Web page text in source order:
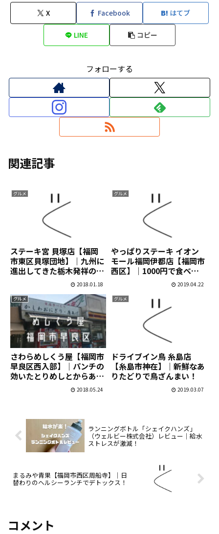
X Facebook はてブ
LINE コピー
フォローする
関連記事
グルメ
ステーキ宮 貝塚店【福岡
市東区貝塚団地】｜九州に
進出してきた栃木発祥の人
2018.01.18
グルメ
やっぱりステーキ イオン
モール福岡伊都店【福岡市
西区】｜1000円で食べら
れる柔らか赤身肉が魅力！
2019.04.22
グルメ
さわらめしくう屋【福岡市
早良区西入部】｜パンチの
効いたとりめしとからあげ
2018.05.24
グルメ
ドライブイン鳥 糸島店
【糸島市神在】｜新鮮なあ
りたどりで鳥ざんまい！
2019.03.07
ランニングボトル「シェイクハンズ」
（ウェルビー株式会社）レビュー｜給水
ストレスが激減！
まるみや青果【福岡市西区周船寺】｜日
替わりのヘルシーランチでデトックス！
コメント